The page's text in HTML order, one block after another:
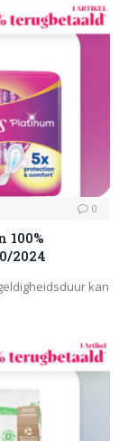
0
2024
kan